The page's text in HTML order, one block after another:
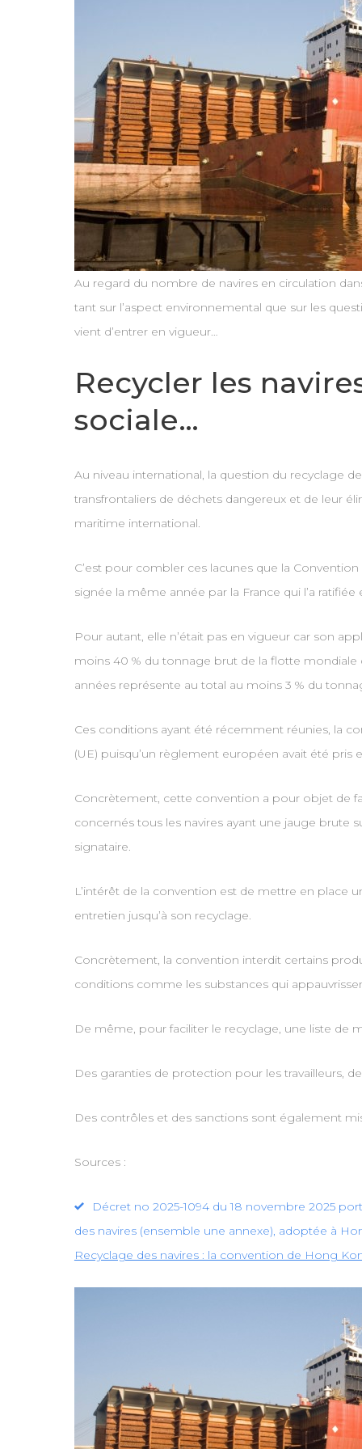
Au regard du nombre de navires en circulation
tant sur l’aspect environnemental que sur les
vient d’entrer en vigueur…
Recycler les
sociale…
Au niveau international, la question du recyclage
transfrontaliers de déchets dangereux et de leur
maritime international.
C’est pour combler ces lacunes que la
signée la même année par la France qui l’a ratifiée
Pour autant, elle n’était pas en vigueur car son
moins 40 % du tonnage brut de la flotte mondiale
années représente au total au moins 3 % du
Ces conditions ayant été récemment réunies, la
(UE) puisqu’un règlement européen avait été pris
Concrètement, cette convention a pour objet de
concernés tous les navires ayant une jauge brute
signataire.
L’intérêt de la convention est de mettre en place
entretien jusqu’à son recyclage.
Concrètement, la convention interdit certains
conditions comme les substances qui
De même, pour faciliter le recyclage, une liste de
Des garanties de protection pour les travailleurs,
Des contrôles et des sanctions sont également
Sources :
Décret no 2025-1094 du 18 novembre 2025
des navires (ensemble une annexe), adoptée à
Recyclage des navires : la convention de Hong